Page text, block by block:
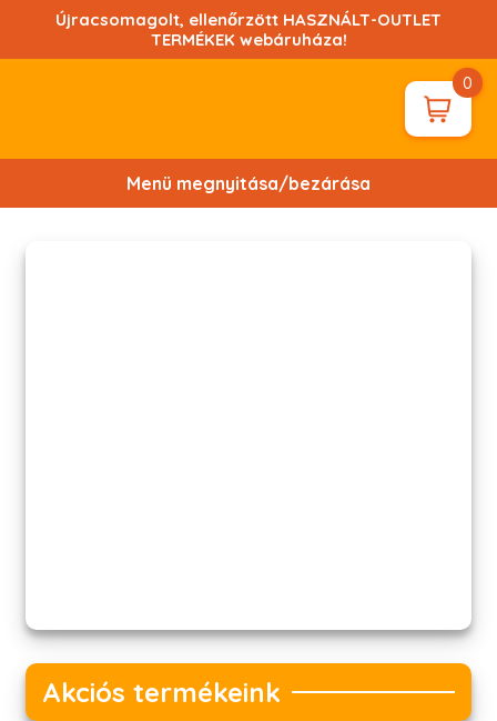
tartalomhoz!
Újracsomagolt, ellenőrzött HASZNÁLT-OUTLET
TERMÉKEK webáruháza!
0
Menü megnyitása/bezárása
Akciós termékeink